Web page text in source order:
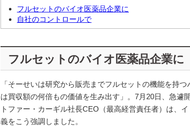
フルセットのバイオ医薬品企業に
自社のコントロールで
フルセットのバイオ医薬品企業に
「そーせいは研究から販売までフルセットの機能を持
は買収額の何倍もの価値を生み出す」。7月20日、急遽
トファー・カーギル社長CEO（最高経営責任者）は、
義をこう強調しました。